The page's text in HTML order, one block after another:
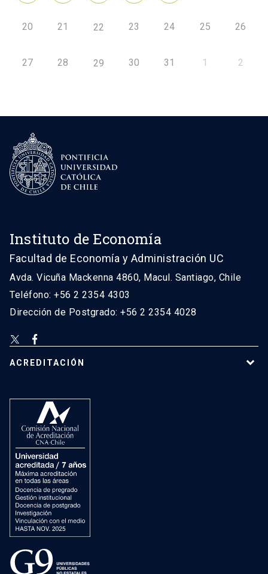
20 21 22 23 24 25 26
27 28 29 30 31 1 2
Instituto de Economía
Facultad de Economía y Administración UC
Avda. Vicuña Mackenna 4860, Macul. Santiago, Chile
Teléfono: +56 2 2354 4303
Dirección de Postgrado: +56 2 2354 4028
ACREDITACIÓN